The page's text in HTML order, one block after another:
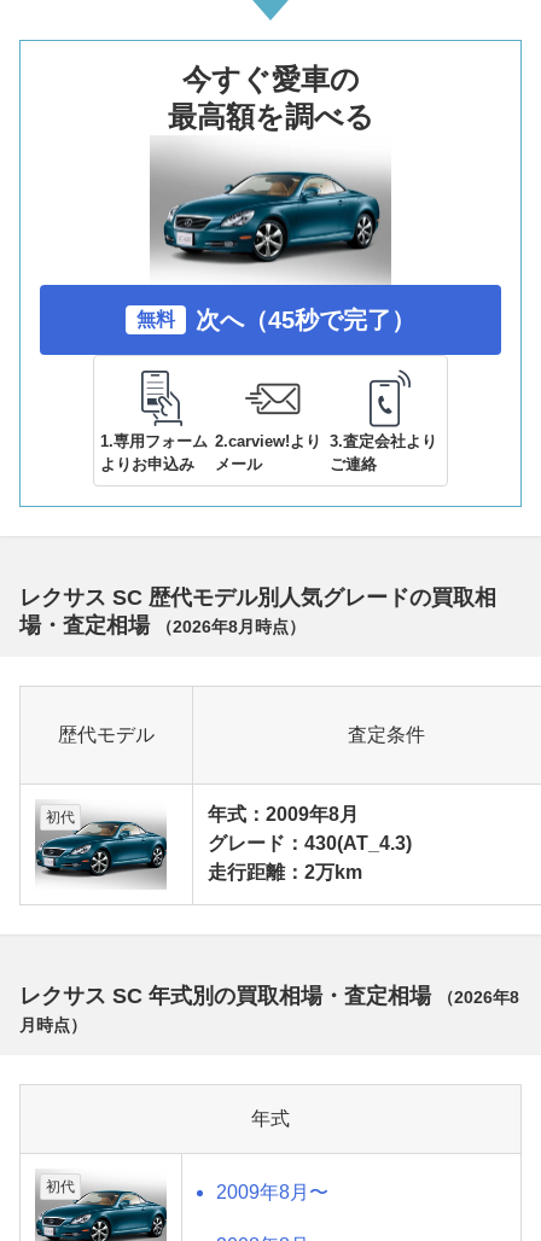
今すぐ愛車の
最高額を調べる
無料 次へ（45秒で完了）
1.専用フォーム
よりお申込み
2.carview!より
メール
3.査定会社より
ご連絡
レクサス SC 歴代モデル別人気グレードの買取相
場・査定相場
（2026年8月 時点）
歴代モデル 査定条件
初代
年式：2009年8月
グレード：430(AT_4.3)
走行距離：2万km
レクサス SC 年式別の買取相場・査定相場 （2026年8
月 時点）
年式
初代 2009年8月〜